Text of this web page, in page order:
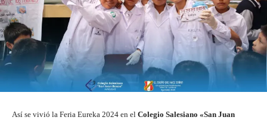
Así se vivió la Feria Eureka 2024 en el Colegio Salesiano «San Juan